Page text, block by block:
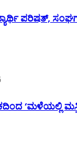
ಪರಿಷತ್‌,
‘ಮಳೆಯಲ್ಲಿ